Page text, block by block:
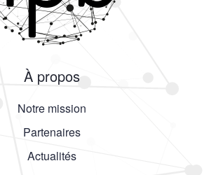
À propos
Notre mission
Partenaires
Actualités